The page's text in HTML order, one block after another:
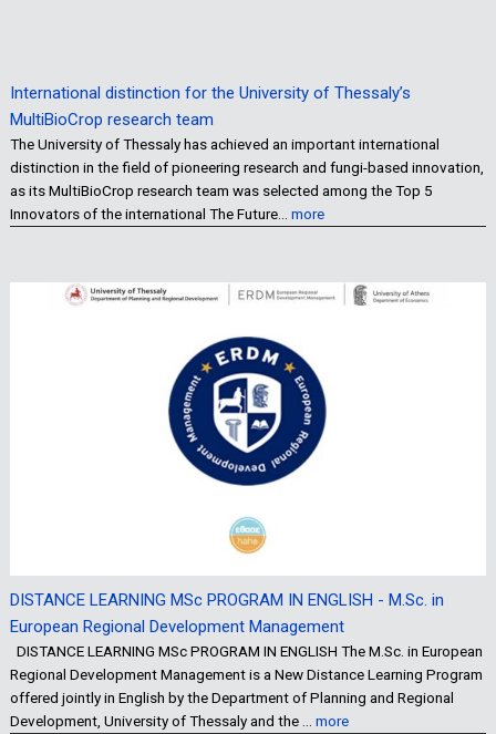
International distinction for the University of Thessaly’s
MultiBioCrop research team
The University of Thessaly has achieved an important international
distinction in the field of pioneering research and fungi-based innovation,
as its MultiBioCrop research team was selected among the Top 5
Innovators of the international The Future… more
DISTANCE LEARNING MSc PROGRAM IN ENGLISH - M.Sc. in
European Regional Development Management
DISTANCE LEARNING MSc PROGRAM IN ENGLISH The M.Sc. in European
Regional Development Management is a New Distance Learning Program
offered jointly in English by the Department of Planning and Regional
Development, University of Thessaly and the … more